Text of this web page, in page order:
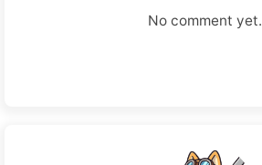
No comment yet.